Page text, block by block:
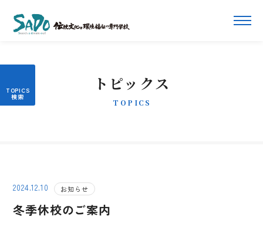
トピックス
TOPICS
2024.12.10 お知らせ
冬季休校のご案内